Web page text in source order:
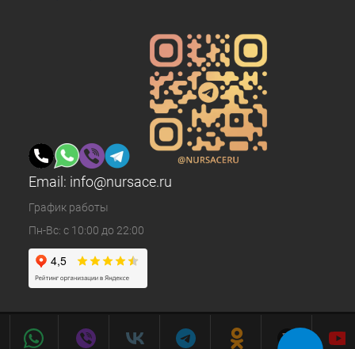
Email: info@nursace.ru
График работы
Пн-Вс: с 10:00 до 22:00